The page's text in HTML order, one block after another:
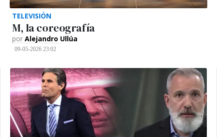
TELEVISIÓN
M, la coreografía
por Alejandro Ullúa
09-05-2026 23:02